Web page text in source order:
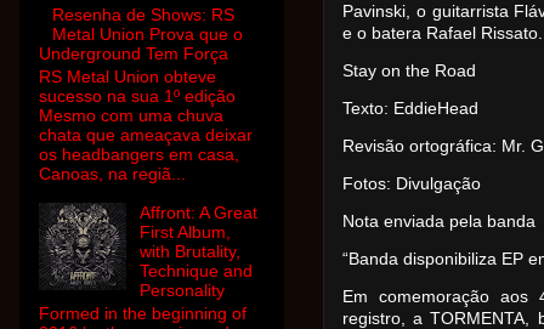
Pavinski, o guitarrista
e o batera Rafael Rissato.
Stay on the Road
Texto: EddieHead
Revisão ortográfica: Mr.
Fotos: Divulgação
Nota enviada pela banda
“Banda disponibiliza EP
Em comemoração
registro, a
Resenha de Shows: RS
Metal Union Prova que o
Underground Tem Força
RS Metal Union obteve
sucesso na sua 1º edição
Mesmo com uma chuva
chata que ameaçava deixar
os headbangers em casa,
Canoas, na regiã...
Affront: A Great
First Album,
with Brutality,
Technique and
Personality
Formed in the beginning of